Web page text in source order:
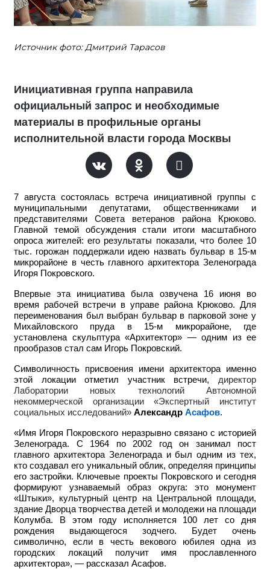
Источник фото: Дмитрий Тарасов
Инициативная группа направила
официальный запрос и необходимые
материалы в профильные органы
исполнительной власти города Москвы
7 августа состоялась встреча инициативной группы с
муниципальными депутатами, общественниками и
представителями Совета ветеранов района Крюково.
Главной темой обсуждения стали итоги масштабного
опроса жителей: его результаты показали, что более 10
тыс. горожан поддержали идею назвать бульвар в 15-м
микрорайоне в честь главного архитектора Зеленограда
Игоря Покровского.
Впервые эта инициатива была озвучена 16 июня во
время рабочей встречи в управе района Крюково. Для
переименования был выбран бульвар в парковой зоне у
Михайловского пруда в 15-м микрорайоне, где
установлена скульптура «Архитектор» — одним из ее
прообразов стал сам Игорь Покровский.
Символичность присвоения имени архитектора именно
этой локации отметил участник встречи, директор
Лаборатории новых технологий Автономной
некоммерческой организации «Экспертный институт
социальных исследований» Александр Асафов.
«Имя Игоря Покровского неразрывно связано с историей
Зеленограда. С 1964 по 2002 год он занимал пост
главного архитектора Зеленограда и был одним из тех,
кто создавал его уникальный облик, определяя принципы
его застройки. Ключевые проекты Покровского и сегодня
формируют узнаваемый образ округа: это монумент
«Штыки», культурный центр на Центральной площади,
здание Дворца творчества детей и молодежи на площади
Колумба. В этом году исполняется 100 лет со дня
рождения выдающегося зодчего. Будет очень
символично, если в честь векового юбилея одна из
городских локаций получит имя прославленного
архитектора», — рассказал Асафов.